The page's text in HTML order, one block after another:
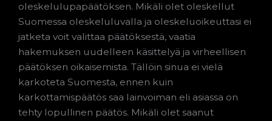
oleskelulupapäätöksen. Mikäli olet oleskellut
Suomessa oleskeluluvalla ja oleskeluoikeuttasi ei
jatketa voit valittaa päätöksestä, vaatia
hakemuksen uudelleen käsittelyä ja virheellisen
päätöksen oikaisemista. Tällöin sinua ei vielä
karkoteta Suomesta, ennen kuin
karkottamispäätös saa lainvoiman eli asiassa on
tehty lopullinen päätös. Mikäli olet saanut